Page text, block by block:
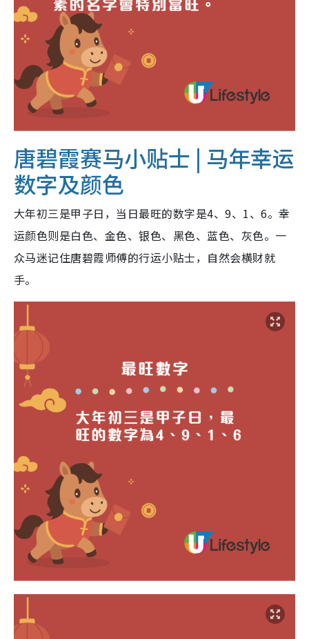
唐碧霞赛马小贴士 | 马年幸运
数字及颜色
大年初三是甲子日，当日最旺的数字是4、9、1、6。幸
运颜色则是白色、金色、银色、黑色、蓝色、灰色。一
众马迷记住唐碧霞师傅的行运小贴士，自然会横财就
手。